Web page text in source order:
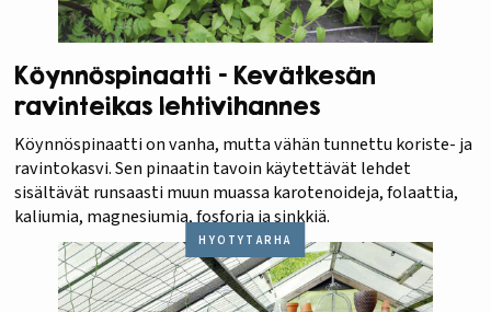
Köynnöspinaatti – Kevätkesän
ravinteikas lehtivihannes
Köynnöspinaatti on vanha, mutta vähän tunnettu koriste- ja
ravintokasvi. Sen pinaatin tavoin käytettävät lehdet
sisältävät runsaasti muun muassa karotenoideja, folaattia,
kaliumia, magnesiumia, fosforia ja sinkkiä.
HYÖTYTARHA